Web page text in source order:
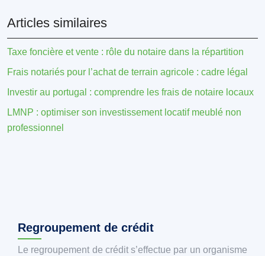
Articles similaires
Taxe foncière et vente : rôle du notaire dans la répartition
Frais notariés pour l’achat de terrain agricole : cadre légal
Investir au portugal : comprendre les frais de notaire locaux
LMNP : optimiser son investissement locatif meublé non
professionnel
Regroupement de crédit
Le regroupement de crédit s’effectue par un organisme